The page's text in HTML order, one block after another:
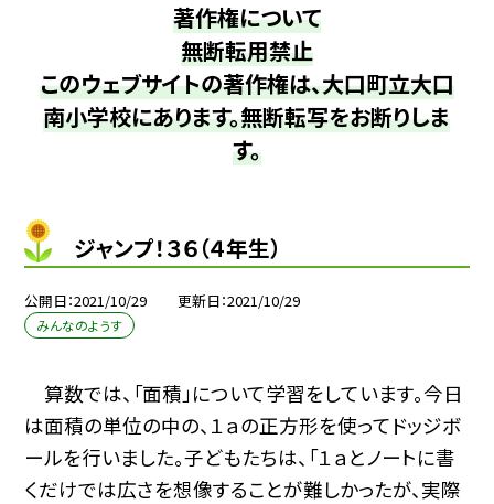
著作権について
無断転用禁止
このウェブサイトの著作権は、大口町立大口
南小学校にあります。無断転写をお断りしま
す。
ジャンプ！３６（４年生）
公開日 2021/10/29 更新日 2021/10/29
みんなのようす
算数では、「面積」について学習をしています。今日
は面積の単位の中の、１ａの正方形を使ってドッジボ
ールを行いました。子どもたちは、「１ａとノートに書
くだけでは広さを想像することが難しかったが、実際